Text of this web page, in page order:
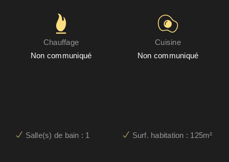
Chauffage
Non communiqué
Cuisine
Non communiqué
Salle(s) de bain : 1 Surf. habitation : 125m²